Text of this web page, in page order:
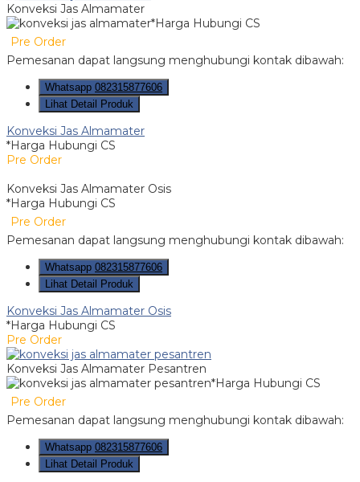
Konveksi Jas Almamater
*Harga Hubungi CS
Pre Order
Pemesanan dapat langsung menghubungi kontak dibawah:
Whatsapp 082315877606
Lihat Detail Produk
Konveksi Jas Almamater
*Harga Hubungi CS
Pre Order
Konveksi Jas Almamater Osis
*Harga Hubungi CS
Pre Order
Pemesanan dapat langsung menghubungi kontak dibawah:
Whatsapp 082315877606
Lihat Detail Produk
Konveksi Jas Almamater Osis
*Harga Hubungi CS
Pre Order
Konveksi Jas Almamater Pesantren
*Harga Hubungi CS
Pre Order
Pemesanan dapat langsung menghubungi kontak dibawah:
Whatsapp 082315877606
Lihat Detail Produk